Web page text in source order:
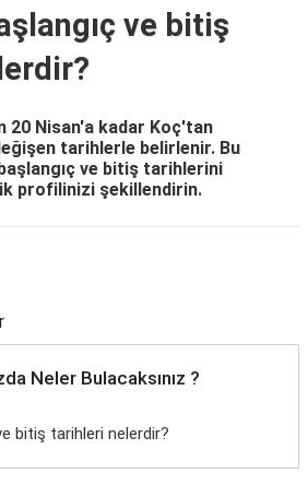
ve bitiş
20 Nisan'a kadar Koç'tan
tarihlerle belirlenir. Bu
ve bitiş tarihlerini
profilinizi şekillendirin.
Neler Bulacaksınız ?
bitiş tarihleri nelerdir?